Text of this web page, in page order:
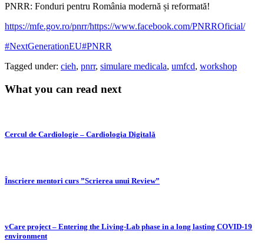
PNRR: Fonduri pentru România modernă și reformată!
https://mfe.gov.ro/pnrr/https://www.facebook.com/PNRROficial/
#NextGenerationEU#PNRR
Tagged under: cieh, pnrr, simulare medicala, umfcd, workshop
What you can read next
Cercul de Cardiologie – Cardiologia Digitală
Înscriere mentori curs ”Scrierea unui Review”
vCare project – Entering the Living-Lab phase in a long lasting COVID-19
environment